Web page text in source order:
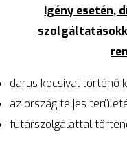
Igény esetén,
darus kocsival történő
az ország teljes
futárszolgálattal